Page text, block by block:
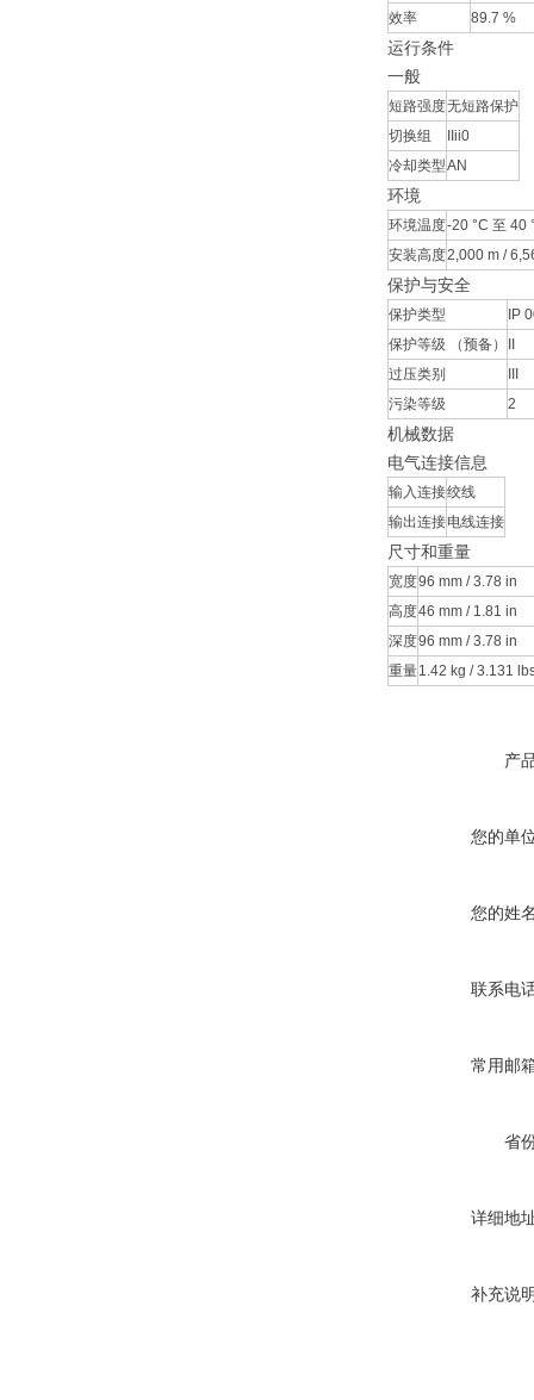
效率
89.7 %
运行条件
一般
短路强度无短路保护
切换组
IIii0
冷却类型AN
环境
环境温度-20 °C 至 40
安装高度2,000 m /
保护与安全
保护类型
IP
保护等级 （预备）
过压类别
污染等级
2
机械数据
电气连接信息
输入连接绞线
输出连接电线连接
尺寸和重量
宽度96 mm / 3.78 in
高度46 mm / 1.81 in
深度96 mm / 3.78 in
重量1.42 kg / 3.131
产
您的单
您的姓
联系电
常用邮
省
详细地
补充说